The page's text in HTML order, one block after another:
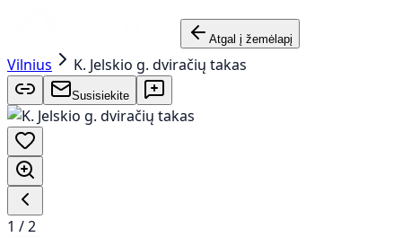
Atgal į žemėlapį
Vilnius K. Jelskio g. dviračių takas
Susisiekite
1 /2